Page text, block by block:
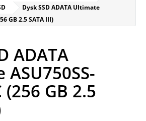
Dysk SSD ADATA Ultimate
GB 2.5 SATA III)
ADATA
(256 GB 2.5